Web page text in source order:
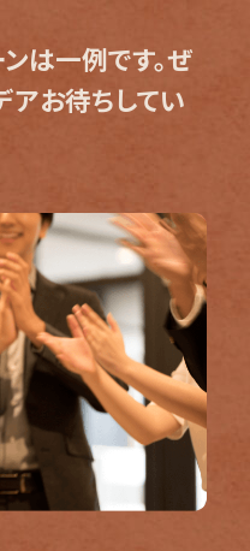
は一例です。ぜ
アお待ちしてい